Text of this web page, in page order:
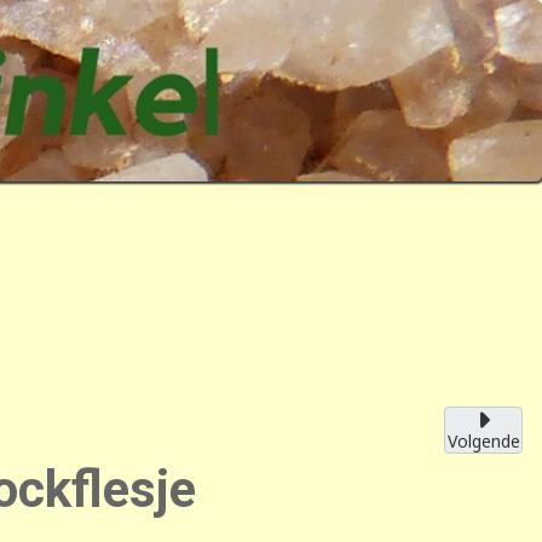
Volgende